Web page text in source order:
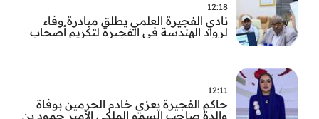
12:18
نادي الفجيرة العلمي يطلق مبادرة وفاء
لرواد الهندسة في الفجيرة لتكريم أصحاب
12:11
حاكم الفجيرة يعزي خادم الحرمين بوفاة
والدة صاحب السمو الملكي الأمير حمود بن